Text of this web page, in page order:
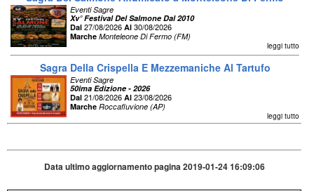
Eventi Sagre
Xv° Festival Del Salmone Dal 2010
Dal 27/08/2026 Al 30/08/2026
Marche Monteleone Di Fermo (FM)
leggi tutto
Sagra Della Crispella E Mezzemaniche Al Tartufo
Eventi Sagre
50ima Edizione - 2026
Dal 21/08/2026 Al 23/08/2026
Marche Roccafluvione (AP)
leggi tutto
Data ultimo aggiornamento pagina 2019-01-24 16:09:06